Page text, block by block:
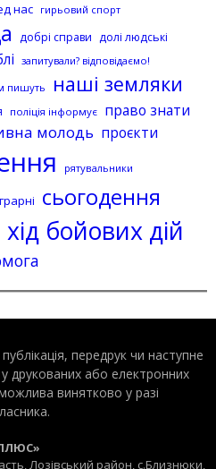
нас гирьовий спорт
добрі справи долі людські
запитували? відповідаємо!
пишуть наші земляки
поліція інформує право знати
молодь проєкти
рятувальники
сьогодення
хід бойових дій
передрук чи наступне
друкованих або електронних
винятково у разі
Лозівський район, с.Близнюки,